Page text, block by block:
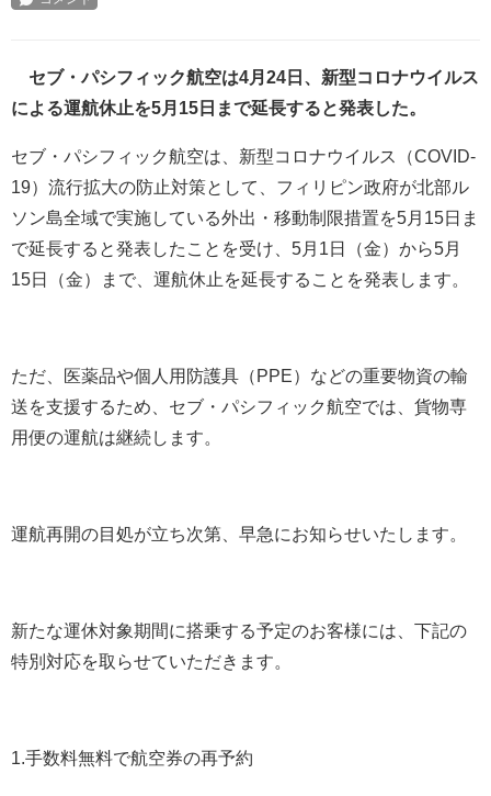
セブ・パシフィック航空は4月24日、新型コロナウイルス
による運航休止を5月15日まで延長すると発表した。
セブ・パシフィック航空は、新型コロナウイルス（COVID-
19）流行拡大の防止対策として、フィリピン政府が北部ル
ソン島全域で実施している外出・移動制限措置を5月15日ま
で延長すると発表したことを受け、5月1日（金）から5月
15日（金）まで、運航休止を延長することを発表します。
ただ、医薬品や個人用防護具（PPE）などの重要物資の輸
送を支援するため、セブ・パシフィック航空では、貨物専
用便の運航は継続します。
運航再開の目処が立ち次第、早急にお知らせいたします。
新たな運休対象期間に搭乗する予定のお客様には、下記の
特別対応を取らせていただきます。
1.手数料無料で航空券の再予約